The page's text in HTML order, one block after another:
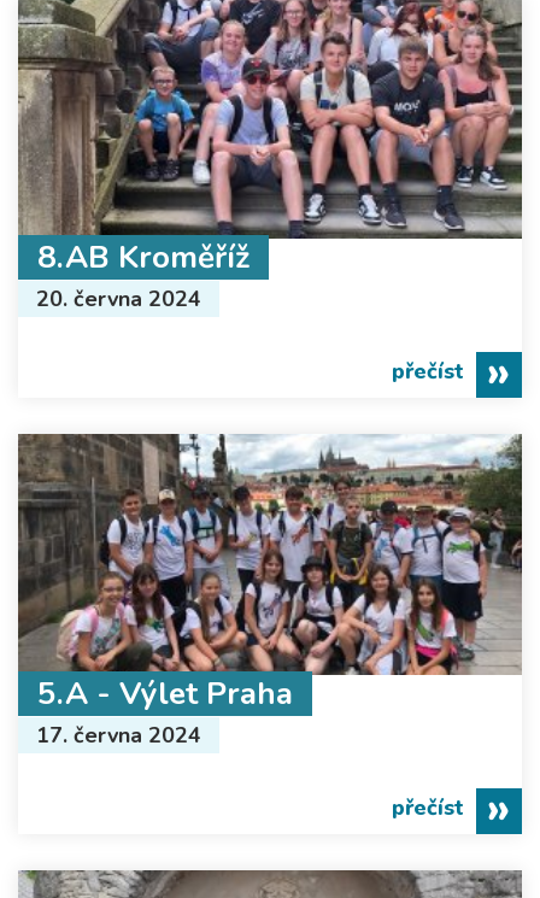
8.AB Kroměříž
20. června 2024
přečíst
5.A - Výlet Praha
17. června 2024
přečíst